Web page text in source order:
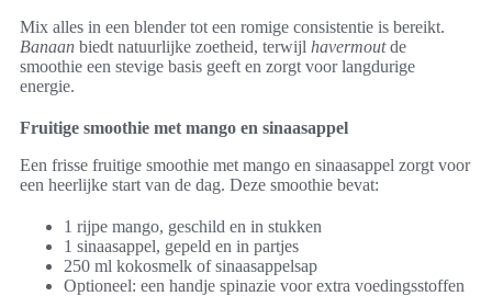
Mix alles in een blender tot een romige consistentie is bereikt.
Banaan biedt natuurlijke zoetheid, terwijl havermoutde
smoothie een stevige basis geeft en zorgt voor langdurige
energie.
Fruitige smoothie met mango en sinaasappel
Een frisse fruitige smoothie met mango en sinaasappel zorgt voor
een heerlijke start van de dag. Deze smoothie bevat:
1 rijpe mango, geschild en in stukken
1 sinaasappel, gepeld en in partjes
250 ml kokosmelk of sinaasappelsap
Optioneel: een handje spinazie voor extra voedingsstoffen